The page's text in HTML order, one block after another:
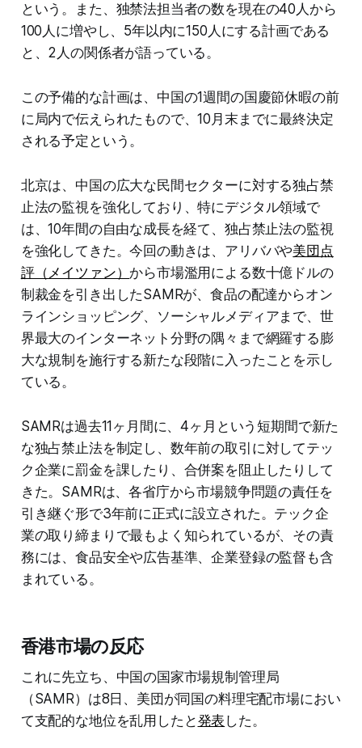
という。また、独禁法担当者の数を現在の40人から
100人に増やし、5年以内に150人にする計画である
と、2人の関係者が語っている。
この予備的な計画は、中国の1週間の国慶節休暇の前
に局内で伝えられたもので、10月末までに最終決定
される予定という。
北京は、中国の広大な民間セクターに対する独占禁
止法の監視を強化しており、特にデジタル領域で
は、10年間の自由な成長を経て、独占禁止法の監視
を強化してきた。今回の動きは、アリババや美団点
評（メイツァン） から市場濫用による数十億ドルの
制裁金を引き出したSAMRが、食品の配達からオン
ラインショッピング、ソーシャルメディアまで、世
界最大のインターネット分野の隅々まで網羅する膨
大な規制を施行する新たな段階に入ったことを示し
ている。
SAMRは過去11ヶ月間に、4ヶ月という短期間で新た
な独占禁止法を制定し、数年前の取引に対してテッ
ク企業に罰金を課したり、合併案を阻止したりして
きた。SAMRは、各省庁から市場競争問題の責任を
引き継ぐ形で3年前に正式に設立された。テック企
業の取り締まりで最もよく知られているが、その責
務には、食品安全や広告基準、企業登録の監督も含
まれている。
香港市場の反応
これに先立ち、中国の国家市場規制管理局
（SAMR）は8日、美団が同国の料理宅配市場におい
て支配的な地位を乱用したと発表 した。